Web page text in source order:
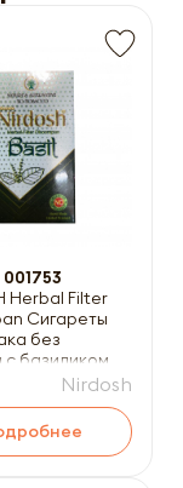
001753
Herbal Filter
Сигареты
без
с базиликом
Nirdosh